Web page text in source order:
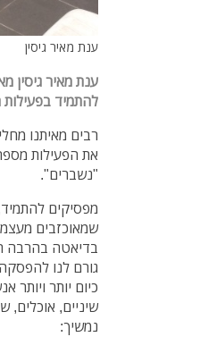
ענת מאיר גיסין
ענת מאיר גיסין
להתמיד
רבים מאיתנו
את הפעילות
"נשברים".
מפסיקים
שמאוכזבים
בדיאטה בהרבה
גורם לנו
כיום יותר ויותר
שיניים,
נמשיך: